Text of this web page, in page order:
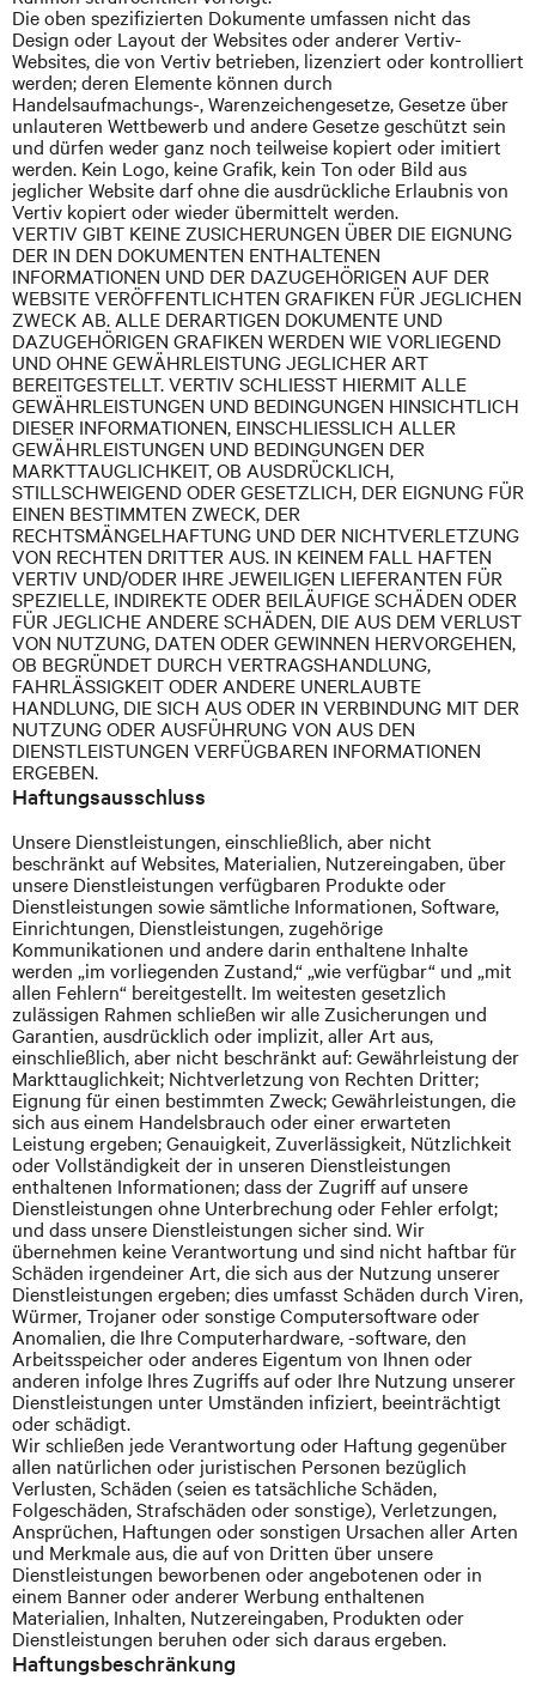
Die oben spezifizierten Dokumente umfassen nicht das
Design oder Layout der Websites oder anderer Vertiv-
Websites, die von Vertiv betrieben, lizenziert oder kontrolliert
werden; deren Elemente können durch
Handelsaufmachungs-, Warenzeichengesetze, Gesetze über
unlauteren Wettbewerb und andere Gesetze geschützt sein
und dürfen weder ganz noch teilweise kopiert oder imitiert
werden. Kein Logo, keine Grafik, kein Ton oder Bild aus
jeglicher Website darf ohne die ausdrückliche Erlaubnis von
Vertiv kopiert oder wieder übermittelt werden.
VERTIV GIBT KEINE ZUSICHERUNGEN ÜBER DIE EIGNUNG
DER IN DEN DOKUMENTEN ENTHALTENEN
INFORMATIONEN UND DER DAZUGEHÖRIGEN AUF DER
WEBSITE VERÖFFENTLICHTEN GRAFIKEN FÜR JEGLICHEN
ZWECK AB. ALLE DERARTIGEN DOKUMENTE UND
DAZUGEHÖRIGEN GRAFIKEN WERDEN WIE VORLIEGEND
UND OHNE GEWÄHRLEISTUNG JEGLICHER ART
BEREITGESTELLT.VERTIV SCHLIESST HIERMIT ALLE
GEWÄHRLEISTUNGEN UND BEDINGUNGEN HINSICHTLICH
DIESER INFORMATIONEN, EINSCHLIESSLICH ALLER
GEWÄHRLEISTUNGEN UND BEDINGUNGEN DER
MARKTTAUGLICHKEIT, OB AUSDRÜCKLICH,
STILLSCHWEIGEND ODER GESETZLICH, DER EIGNUNG FÜR
EINEN BESTIMMTEN ZWECK, DER
RECHTSMÄNGELHAFTUNG UND DER NICHTVERLETZUNG
VON RECHTEN DRITTER AUS. IN KEINEM FALL HAFTEN
VERTIV UND/ODER IHRE JEWEILIGEN LIEFERANTEN FÜR
SPEZIELLE, INDIREKTE ODER BEILÄUFIGE SCHÄDEN ODER
FÜR JEGLICHE ANDERE SCHÄDEN, DIE AUS DEM VERLUST
VON NUTZUNG, DATEN ODER GEWINNEN HERVORGEHEN,
OB BEGRÜNDET DURCH VERTRAGSHANDLUNG,
FAHRLÄSSIGKEIT ODER ANDERE UNERLAUBTE
HANDLUNG, DIE SICH AUS ODER IN VERBINDUNG MIT DER
NUTZUNG ODER AUSFÜHRUNG VON AUS DEN
DIENSTLEISTUNGEN VERFÜGBAREN INFORMATIONEN
ERGEBEN.
Haftungsausschluss
Unsere Dienstleistungen, einschließlich, aber nicht
beschränkt auf Websites, Materialien, Nutzereingaben, über
unsere Dienstleistungen verfügbaren Produkte oder
Dienstleistungen sowie sämtliche Informationen, Software,
Einrichtungen, Dienstleistungen, zugehörige
Kommunikationen und andere darin enthaltene Inhalte
werden „im vorliegenden Zustand,“ „wie verfügbar“ und „mit
allen Fehlern“ bereitgestellt. Im weitesten gesetzlich
zulässigen Rahmen schließen wir alle Zusicherungen und
Garantien, ausdrücklich oder implizit, aller Art aus,
einschließlich, aber nicht beschränkt auf: Gewährleistung der
Markttauglichkeit; Nichtverletzung von Rechten Dritter;
Eignung für einen bestimmten Zweck; Gewährleistungen, die
sich aus einem Handelsbrauch oder einer erwarteten
Leistung ergeben; Genauigkeit, Zuverlässigkeit, Nützlichkeit
oder Vollständigkeit der in unseren Dienstleistungen
enthaltenen Informationen; dass der Zugriff auf unsere
Dienstleistungen ohne Unterbrechung oder Fehler erfolgt;
und dass unsere Dienstleistungen sicher sind. Wir
übernehmen keine Verantwortung und sind nicht haftbar für
Schäden irgendeiner Art, die sich aus der Nutzung unserer
Dienstleistungen ergeben; dies umfasst Schäden durch Viren,
Würmer, Trojaner oder sonstige Computersoftware oder
Anomalien, die Ihre Computerhardware, -software, den
Arbeitsspeicher oder anderes Eigentum von Ihnen oder
anderen infolge Ihres Zugriffs auf oder Ihre Nutzung unserer
Dienstleistungen unter Umständen infiziert, beeinträchtigt
oder schädigt.
Wir schließen jede Verantwortung oder Haftung gegenüber
allen natürlichen oder juristischen Personen bezüglich
Verlusten, Schäden (seien es tatsächliche Schäden,
Folgeschäden, Strafschäden oder sonstige), Verletzungen,
Ansprüchen, Haftungen oder sonstigen Ursachen aller Arten
und Merkmale aus, die auf von Dritten über unsere
Dienstleistungen beworbenen oder angebotenen oder in
einem Banner oder anderer Werbung enthaltenen
Materialien, Inhalten, Nutzereingaben, Produkten oder
Dienstleistungen beruhen oder sich daraus ergeben.
Haftungsbeschränkung